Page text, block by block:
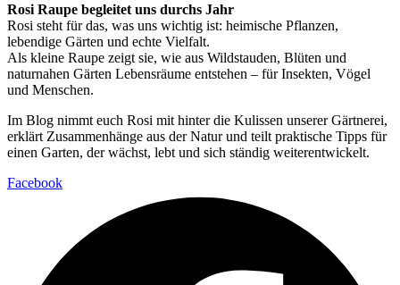
Rosi Raupe begleitet uns durchs Jahr
Rosi steht für das, was uns wichtig ist: heimische Pflanzen,
lebendige Gärten und echte Vielfalt.
Als kleine Raupe zeigt sie, wie aus Wildstauden, Blüten und
naturnahen Gärten Lebensräume entstehen – für Insekten, Vögel
und Menschen.
Im Blog nimmt euch Rosi mit hinter die Kulissen unserer Gärtnerei,
erklärt Zusammenhänge aus der Natur und teilt praktische Tipps für
einen Garten, der wächst, lebt und sich ständig weiterentwickelt.
Facebook